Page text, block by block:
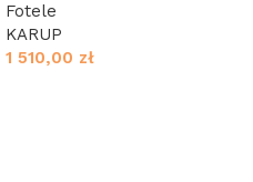
Fotele
KARUP
1 510,00 zł